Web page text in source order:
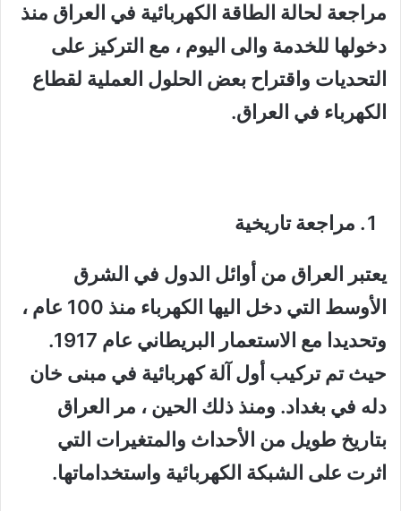
مراجعة لحالة الطاقة الكهربائية في العراق منذ
دخولها للخدمة والى اليوم ، مع التركيز على
التحديات واقتراح بعض الحلول العملية لقطاع
الكهرباء في العراق.
مراجعة تاريخية
يعتبر العراق من أوائل الدول في الشرق
الأوسط التي دخل اليها الكهرباء منذ 100 عام ،
وتحديدا مع الاستعمار البريطاني عام 1917.
حيث تم تركيب أول آلة كهربائية في مبنى خان
دله في بغداد. ومنذ ذلك الحين ، مر العراق
بتاريخ طويل من الأحداث والمتغيرات التي
اثرت على الشبكة الكهربائية واستخداماتها.